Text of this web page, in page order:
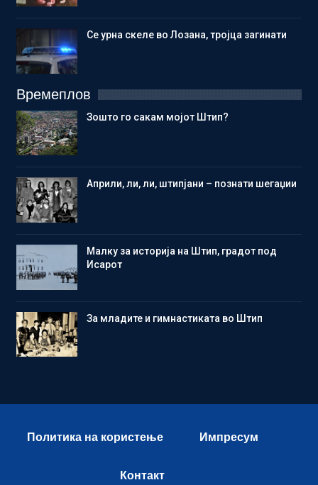
Се урна скеле во Лозана, тројца загинати
Времеплов
Зошто го сакам мојот Штип?
Aприли, ли, ли, штипјани – познати шегаџии
Малку за историја на Штип, градот под
Исарот
Зa младите и гимнастиката во Штип
Политика на користење Импресум
Контакт